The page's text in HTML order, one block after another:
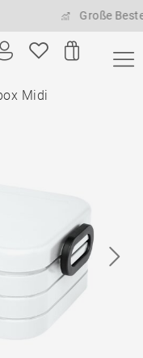
Große
Midi